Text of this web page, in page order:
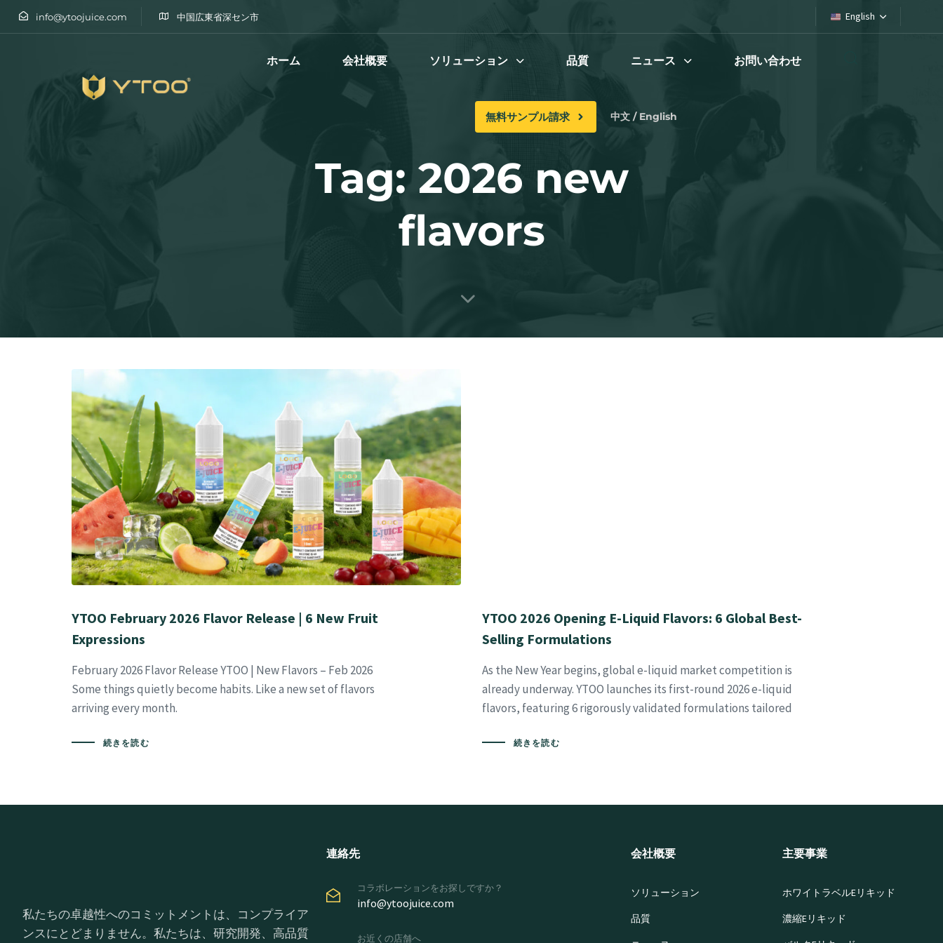
info@ytoojuice.com 中国広東省深セン市 English
と入力してエンターキーを押す
ホーム 会社概要 ソリューション 品質 ニュース お問い合わせ
無料サンプル請求 中文 / English
Tag: 2026 new
flavors
YTOO February 2026 Flavor Release | 6 New Fruit
Expressions
February 2026 Flavor Release YTOO | New Flavors – Feb 2026
Some things quietly become habits. Like a new set of flavors
arriving every month.
続きを読む
YTOO 2026 Opening E-Liquid Flavors: 6 Global Best-
Selling Formulations
As the New Year begins, global e-liquid market competition is
already underway. YTOO launches its first-round 2026 e-liquid
flavors, featuring 6 rigorously validated formulations tailored
続きを読む
私たちの卓越性へのコミットメントは、コンプライア
ンスにとどまりません。私たちは、研究開発、高品質
連絡先
コラボレーションをお探しですか？
info@ytoojuice.com
お近くの店舗へ
会社概要
ソリューション
品質
主要事業
ホワイトラベルEリキッド
濃縮Eリキッド